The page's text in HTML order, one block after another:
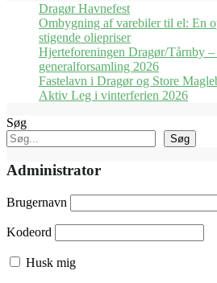
Dragør Havnefest
Ombygning af varebiler til el: En
stigende oliepriser
Hjerteforeningen Dragør/Tårnby –
generalforsamling 2026
Fastelavn i Dragør og Store
Aktiv Leg i vinterferien 2026
Søg
Søg
Administrator
Brugernavn
Kodeord
Husk mig